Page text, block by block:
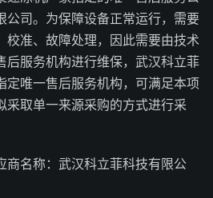
公司。为保障设备正常运行，需要
校准、故障处理，因此需要由技术
后服务机构进行维保，武汉科立菲
定唯一售后服务机构，可满足本项
采取单一来源采购的方式进行采
名称：武汉科立菲科技有限公